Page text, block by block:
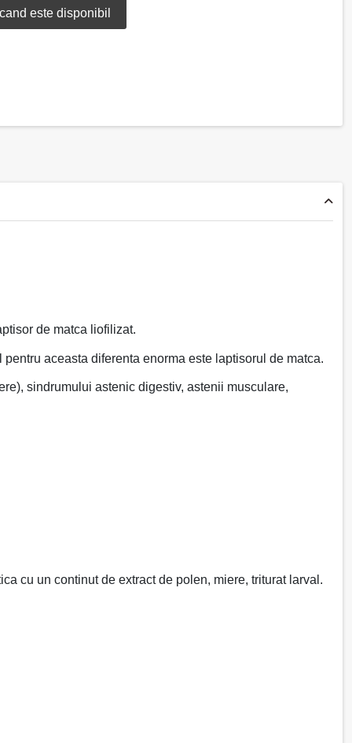
de matca liofilizat.
aceasta diferenta enorma este laptisorul de matca.
sindrumului astenic digestiv, astenii musculare,
cu un continut de extract de polen, miere, triturat larval.